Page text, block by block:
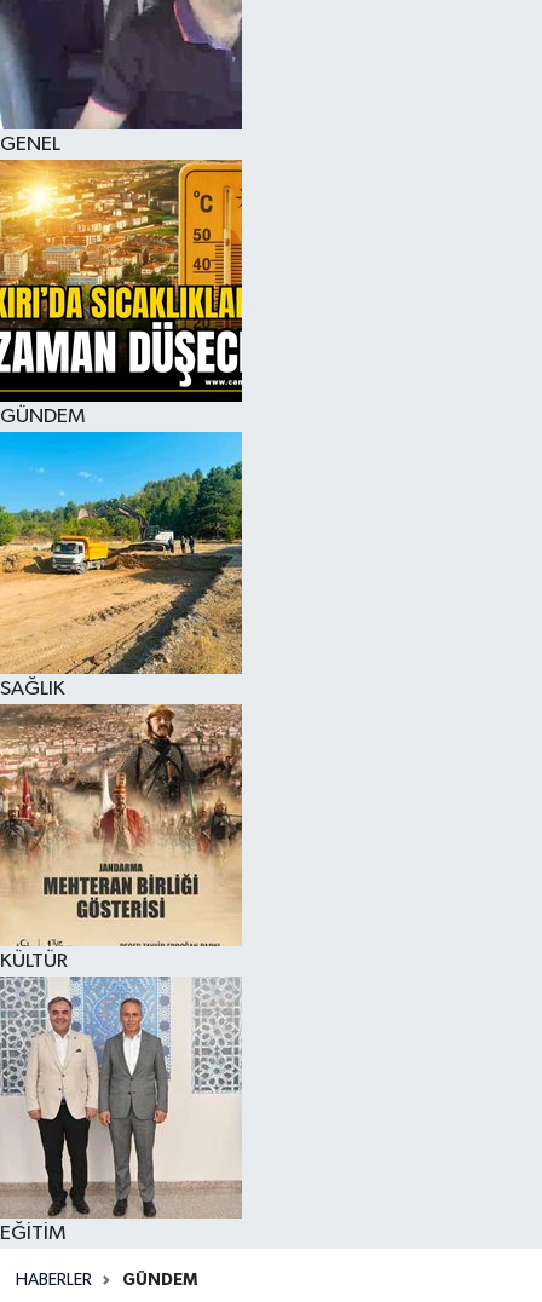
GENEL
GÜNDEM
SAĞLIK
KÜLTÜR
EĞİTİM
HABERLER GÜNDEM
KÜLTÜR SANAT
MAGAZİN
SAĞLIK
SİYASET
SPOR
TEKNOLOJİ
VİZYONDAKİLER
YAŞAM